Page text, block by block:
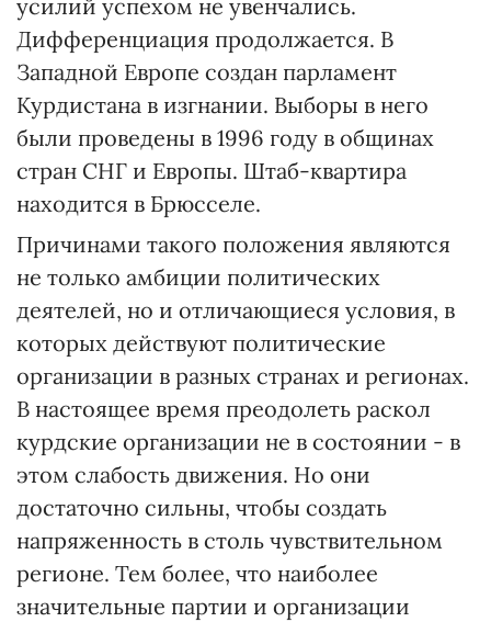
усилий успехом не увенчались.
Дифференциация продолжается. В
Западной Европе создан парламент
Курдистана в изгнании. Выборы в него
были проведены в 1996 году в общинах
стран СНГ и Европы. Штаб-квартира
находится в Брюсселе.
Причинами такого положения являются
не только амбиции политических
деятелей, но и отличающиеся условия, в
которых действуют политические
организации в разных странах и регионах.
В настоящее время преодолеть раскол
курдские организации не в состоянии - в
этом слабость движения. Но они
достаточно сильны, чтобы создать
напряженность в столь чувствительном
регионе. Тем более, что наиболее
значительные партии и организации